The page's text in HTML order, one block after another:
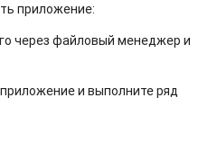
приложение:
через файловый менеджер и
и выполните ряд